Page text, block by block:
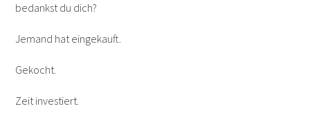
bedankst du dich?
Jemand hat eingekauft.
Gekocht.
Zeit investiert.